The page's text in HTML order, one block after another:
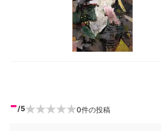
-/5 0件の投稿